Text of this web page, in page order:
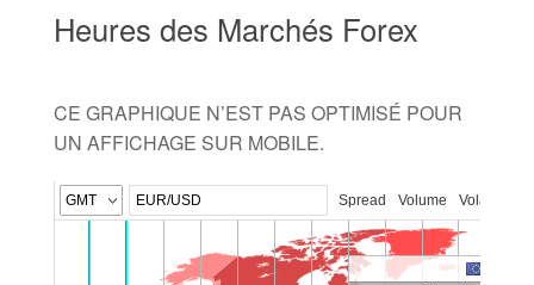
Heures des Marchés Forex
CE GRAPHIQUE N’EST PAS OPTIMISÉ POUR
UN AFFICHAGE SUR MOBILE.